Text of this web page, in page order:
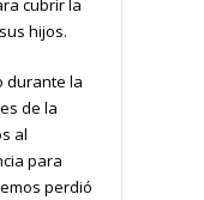
cubrir la
hijos.
durante la
de la
al
para
perdió